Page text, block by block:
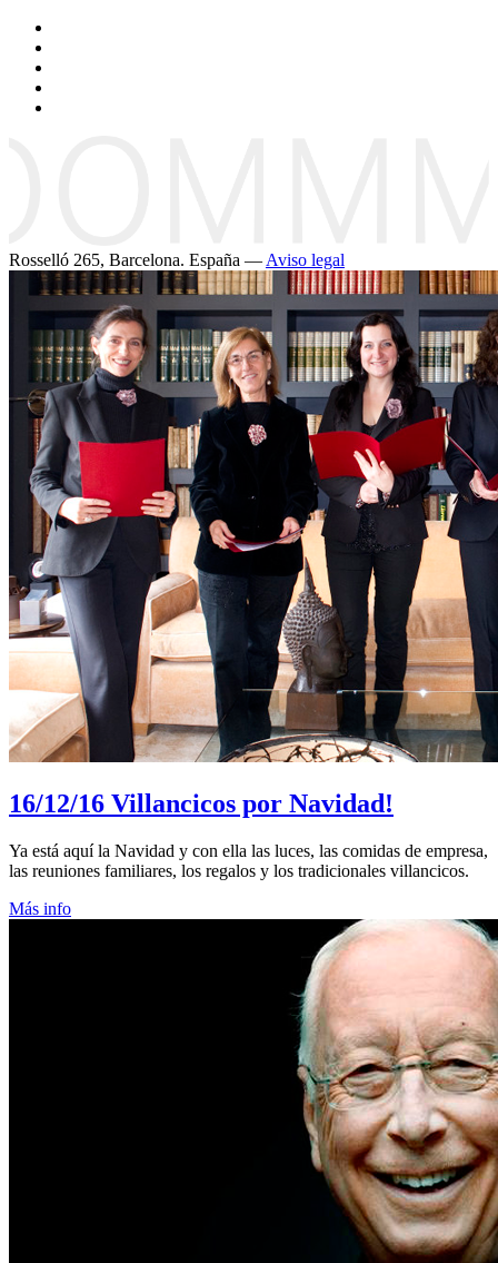
Rosselló 265, Barcelona. España — Aviso legal
16/12/16 Villancicos por Navidad!
Ya está aquí la Navidad y con ella las luces, las comidas de empresa,
las reuniones familiares, los regalos y los tradicionales villancicos.
Más info